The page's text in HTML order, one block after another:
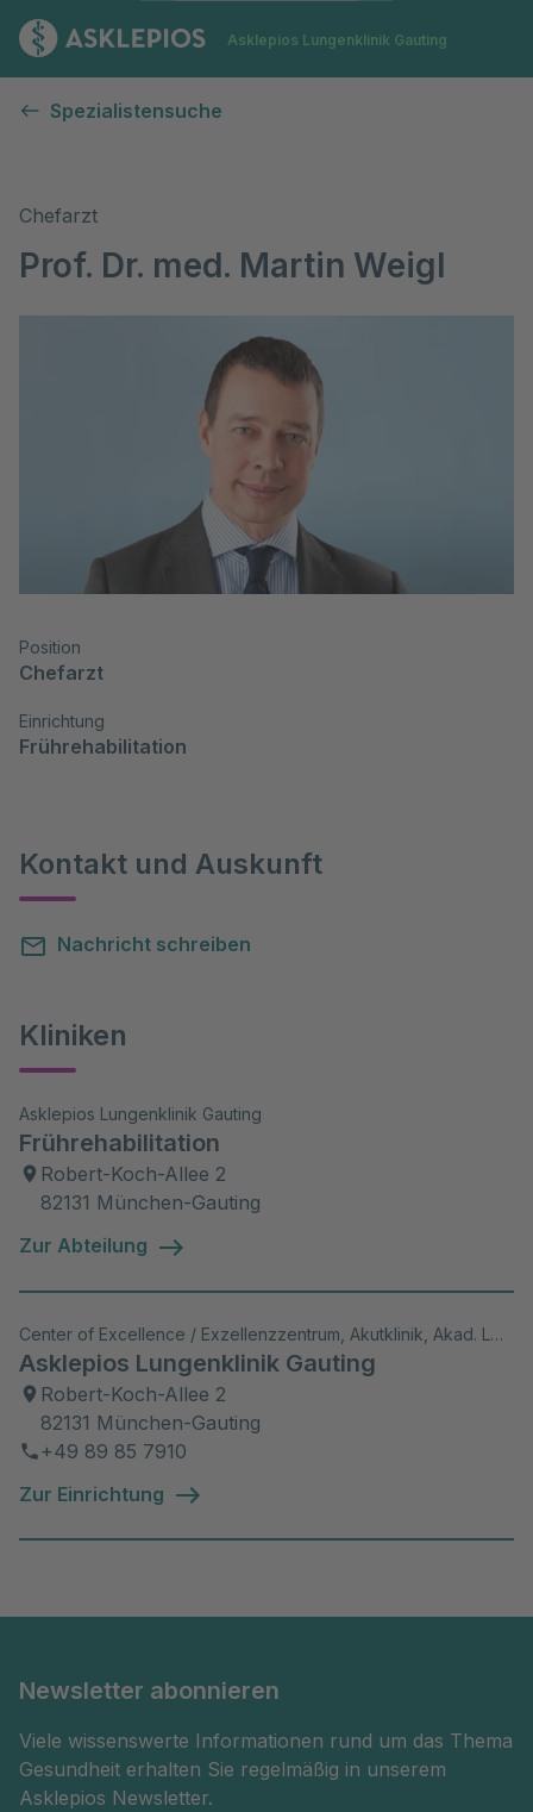
Zur Startseite
Asklepios Lungenklinik Gauting
Spezialistensuche
Chefarzt
Prof. Dr. med. Martin Weigl
Position
Chefarzt
Einrichtung
Frührehabilitation
Kontakt und Auskunft
Nachricht schreiben
Kliniken
Asklepios Lungenklinik Gauting
Frührehabilitation
Robert-Koch-Allee 2
82131 München-Gauting
Zur Abteilung
Center of Excellence / Exzellenzzentrum, Akutklinik, Akad. Lehrkrankenhaus, Wiss. Aktivitäten
Asklepios Lungenklinik Gauting
Robert-Koch-Allee 2
82131 München-Gauting
+49 89 85 7910
Zur Einrichtung
Newsletter abonnieren
Viele wissenswerte Informationen rund um das Thema
Gesundheit erhalten Sie regelmäßig in unserem
Asklepios Newsletter.